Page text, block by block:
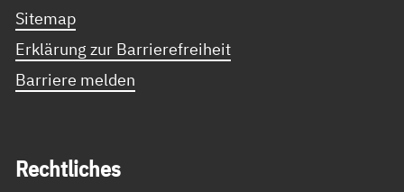
Sitemap
Erklärung zur Barrierefreiheit
Barriere melden
Recht­li­ches